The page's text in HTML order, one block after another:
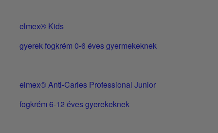
elmex® Kids
gyerek fogkrém 0-6 éves gyermekeknek
elmex® Anti-Caries Professional Junior
fogkrém 6-12 éves gyerekeknek